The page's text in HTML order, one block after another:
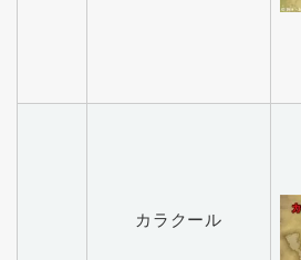
カラクール